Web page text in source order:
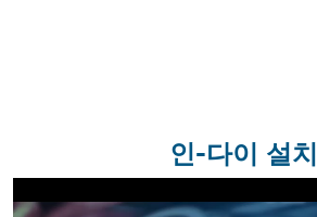
인-다이 설치